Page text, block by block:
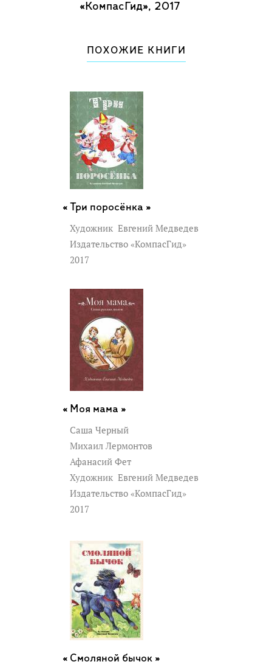
«КомпасГид», 2017
ПОХОЖИЕ КНИГИ
Три поросёнка »
Художник Евгений Медведев
Издательство «КомпасГид»
2017
Моя мама »
Саша Черный
Михаил Лермонтов
Афанасий Фет
Художник Евгений Медведев
Издательство «КомпасГид»
2017
Смоляной бычок »